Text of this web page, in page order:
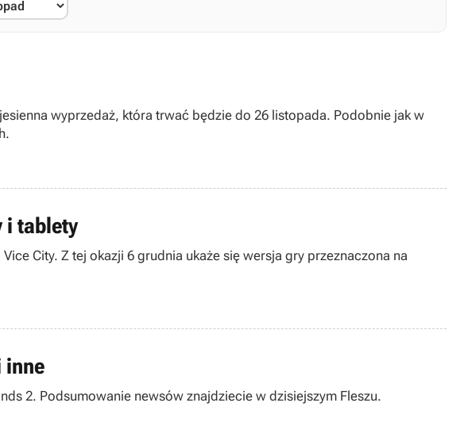
wyprzedaż, która trwać będzie do 26 listopada. Podobnie jak w
i tablety
City. Z tej okazji 6 grudnia ukaże się wersja gry przeznaczona na
inne
2. Podsumowanie newsów znajdziecie w dzisiejszym Fleszu.